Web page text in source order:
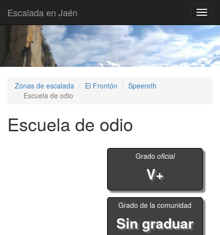
Escalada en Jaén
Zonas de escalada El Frontón
Speereth
Escuela de odio
Escuela de odio
Grado oficial
V+
Grado de la comunidad
Sin graduar